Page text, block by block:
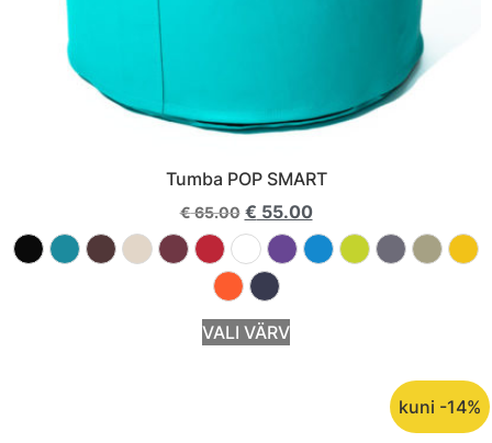
Tumba POP SMART
€65.00 € 55.00
VALI VÄRV
kuni -14%